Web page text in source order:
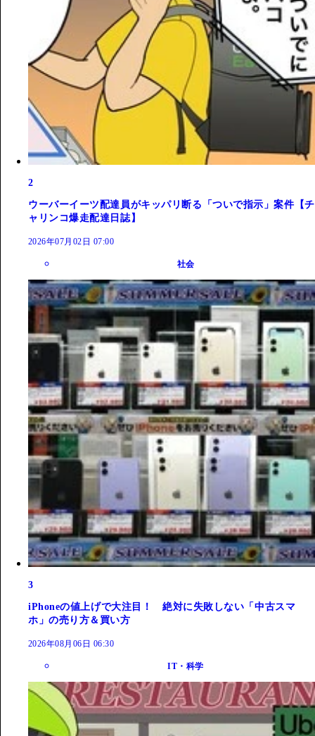
2
ウーバーイーツ配達員がキッパリ断る「ついで指示」案件【チ
ャリンコ爆走配達日誌】
2026年07月02日 07:00
社会
3
iPhoneの値上げで大注目！ 絶対に失敗しない「中古スマ
ホ」の売り方＆買い方
2026年08月06日 06:30
IT・科学